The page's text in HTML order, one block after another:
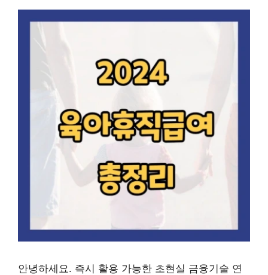
안녕하세요. 즉시 활용 가능한 초현실 금융기술 연